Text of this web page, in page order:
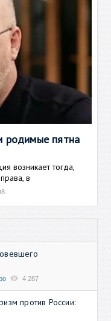
родимые пятна
возникает тогда,
в
4 287
против России: